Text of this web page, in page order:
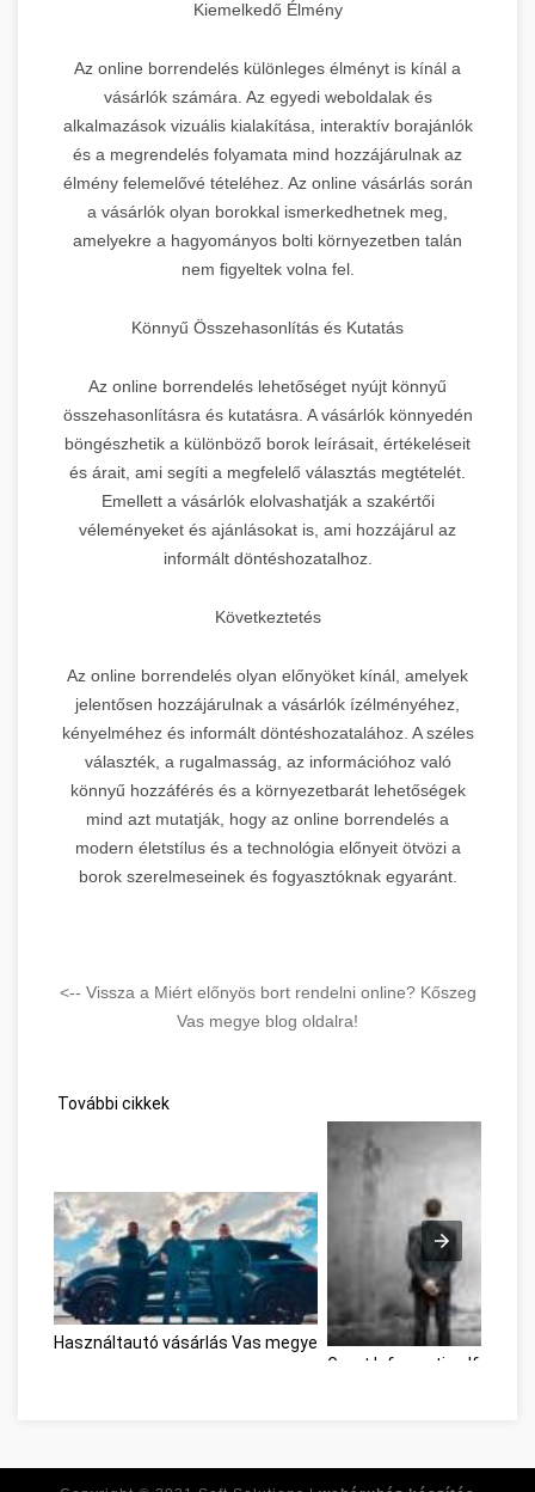
Kiemelkedő Élmény
Az online borrendelés különleges élményt is kínál a
vásárlók számára. Az egyedi weboldalak és
alkalmazások vizuális kialakítása, interaktív borajánlók
és a megrendelés folyamata mind hozzájárulnak az
élmény felemelővé tételéhez. Az online vásárlás során
a vásárlók olyan borokkal ismerkedhetnek meg,
amelyekre a hagyományos bolti környezetben talán
nem figyeltek volna fel.
Könnyű Összehasonlítás és Kutatás
Az online borrendelés lehetőséget nyújt könnyű
összehasonlításra és kutatásra. A vásárlók könnyedén
böngészhetik a különböző borok leírásait, értékeléseit
és árait, ami segíti a megfelelő választás megtételét.
Emellett a vásárlók elolvashatják a szakértői
véleményeket és ajánlásokat is, ami hozzájárul az
informált döntéshozatalhoz.
Következtetés
Az online borrendelés olyan előnyöket kínál, amelyek
jelentősen hozzájárulnak a vásárlók ízélményéhez,
kényelméhez és informált döntéshozatalához. A széles
választék, a rugalmasság, az információhoz való
könnyű hozzáférés és a környezetbarát lehetőségek
mind azt mutatják, hogy az online borrendelés a
modern életstílus és a technológia előnyeit ötvözi a
borok szerelmeseinek és fogyasztóknak egyaránt.
<-- Vissza a Miért előnyös bort rendelni online? Kőszeg
Vas megye blog oldalra!
További cikkek
Használtautó vásárlás Vas megye
Great Information If You're